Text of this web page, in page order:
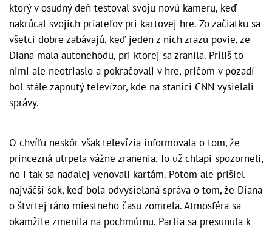
ktorý v osudný deň testoval svoju novú kameru, keď
nakrúcal svojich priateľov pri kartovej hre. Zo začiatku sa
všetci dobre zabávajú, keď jeden z nich zrazu povie, ze
Diana mala autonehodu, pri ktorej sa zranila. Príliš to
nimi ale neotriaslo a pokračovali v hre, pričom v pozadí
bol stále zapnutý televízor, kde na stanici CNN vysielali
správy.
O chvíľu neskôr však televízia informovala o tom, že
princezná utrpela vážne zranenia. To už chlapi spozorneli,
no i tak sa naďalej venovali kartám. Potom ale prišiel
najväčší šok, keď bola odvysielaná správa o tom, že Diana
o štvrtej ráno miestneho času zomrela. Atmosféra sa
okamžite zmenila na pochmúrnu. Partia sa presunula k